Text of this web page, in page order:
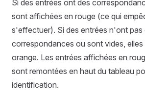
Si des entrées ont des
sont affichées en rouge (ce qui
s'effectuer). Si des entrées n'ont pas
correspondances ou sont vides,
orange. Les entrées affichées en
sont remontées en haut du tableau
identification.